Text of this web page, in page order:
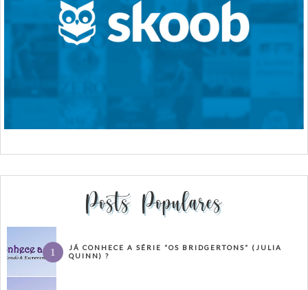
Posts Populares
JÁ CONHECE A SÉRIE “OS BRIDGERTONS” (JULIA
QUINN) ?